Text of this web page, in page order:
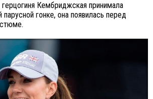
герцогиня Кембриджская принимала
гонке, она появилась перед